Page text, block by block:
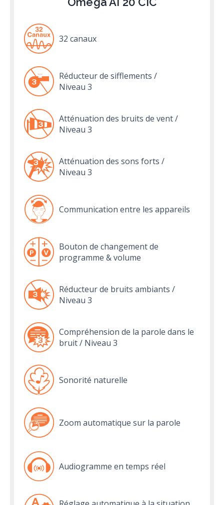
32 canaux
Réducteur de sifflements /
Niveau 3
Atténuation des bruits de vent /
Niveau 3
Atténuation des sons forts /
Niveau 3
Communication entre les appareils
Bouton de changement de
programme & volume
Réducteur de bruits ambiants /
Niveau 3
Compréhension de la parole dans le
bruit / Niveau 3
Sonorité naturelle
Zoom automatique sur la parole
Audiogramme en temps réel